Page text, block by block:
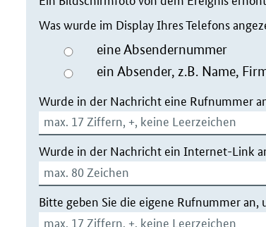
Was wurde im Display Ihres Telefons
eine Absendernummer
ein Absender, z.B. Name,
Wurde in der Nachricht eine Rufnummer
Wurde in der Nachricht ein Internet-Link
Bitte geben Sie die eigene Rufnummer